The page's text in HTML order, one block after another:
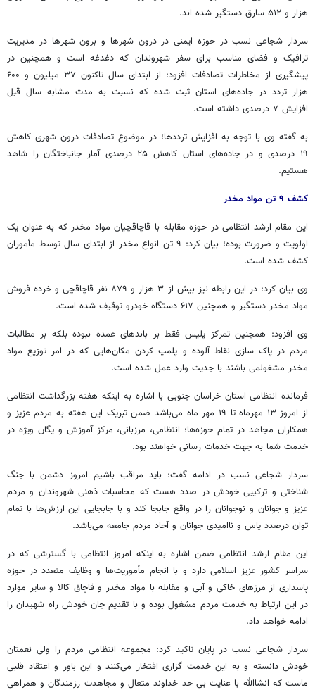
هزار و ۵۱۲ سارق دستگیر شده
اند.
سردار شجاعی نسب در حوزه ایمنی در درون شهرها و برون شهرها در مدیریت
ترافیک و فضای مناسب برای سفر شهروندان که دغدغه است و همچنین در
پیشگیری از مخاطرات تصادفات افزود: از ابتدای سال تاکنون ۳۷ میلیون و ۶۰۰
هزار تردد در جاده‌های استان ثبت شده که نسبت به مدت مشابه سال قبل
افزایش ۷ درصدی داشته است.
به گفته وی با توجه به افزایش ترددها؛ در موضوع تصادفات درون شهری کاهش
۱۹ درصدی و در جاده‌های استان کاهش ۲۵ درصدی آمار
جانباختگانرا شاهد
هستیم.
کشف ۹ تن مواد مخدر
این مقام ارشد انتظامی در حوزه مقابله با قاچاقچیان مواد مخدر که به عنوان یک
اولویت و ضرورت بوده؛ بیان کرد: ۹ تن انواع مخدر از ابتدای سال توسط مأموران
کشف شده است.
وی بیان کرد: در این رابطه نیز بیش از ۳ هزار و ۸۷۹ نفر قاچاقچی و خرده فروش
مواد مخدر دستگیر و همچنین ۶۱۷ دستگاه خودرو توقیف شده است.
وی افزود: همچنین تمرکز پلیس فقط بر باندهای عمده نبوده بلکه بر مطالبات
مردم در پاک سازی نقاط آلوده و پلمپ کردن مکان‌هایی که در امر توزیع مواد
مخدر مشغولمی باشند با جدیت وارد عمل شده است.
فرمانده انتظامی استان خراسان جنوبی با اشاره به اینکه هفته بزرگداشت انتظامی
از امروز ۱۳ مهرماه تا ۱۹ مهر ماه می‌باشد ضمن تبریک این هفته به مردم عزیز و
همکاران مجاهد در تمام حوزه‌ها؛ انتظامی، مرزبانی، مرکز آموزش و یگان ویژه در
خدمت شما به جهت خدمات رسانی خواهند بود.
سردار شجاعی نسب در ادامه گفت: باید مراقب باشیم امروز دشمن با جنگ
شناختی و ترکیبی خودش در صدد هست که محاسبات ذهنی شهروندان و مردم
عزیز و جوانان و نوجوانان را در واقع جابجا کند و با جابجایی این ارزش‌ها با تمام
توان درصدد یاس و ناامیدی جوانان و آحاد مردم جامعه می‌باشد.
این مقام ارشد انتظامی ضمن اشاره به اینکه امروز انتظامی با گسترشی که در
سراسر کشور عزیز اسلامی دارد و با انجام مأموریت‌ها و وظایف متعدد در حوزه
پاسداری از مرزهای خاکی و آبی و مقابله با مواد مخدر و قاچاق کالا و سایر موارد
در این ارتباط به خدمت مردم مشغول بوده و با تقدیم جان خودش راه شهیدان را
ادامه خواهد داد.
سردار شجاعی نسب در پایان تاکید کرد: مجموعه انتظامی مردم را ولی نعمتان
خودش دانسته و به این خدمت گزاری افتخار می‌کنند و این باور و اعتقاد قلبی
ماست که انشاالله با عنایت بی حد خداوند متعال و مجاهدت رزمندگان و همراهی